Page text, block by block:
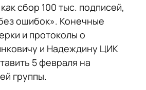
сбор 100 тыс. подписей,
ошибок». Конечные
и протоколы о
и Надеждину ЦИК
5 февраля на
группы.